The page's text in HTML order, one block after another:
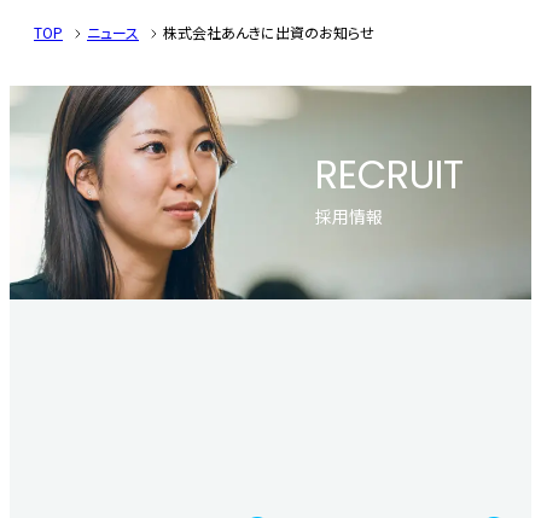
TOP ニュース 株式会社あんきに出資のお知らせ
RECRUIT
採用情報